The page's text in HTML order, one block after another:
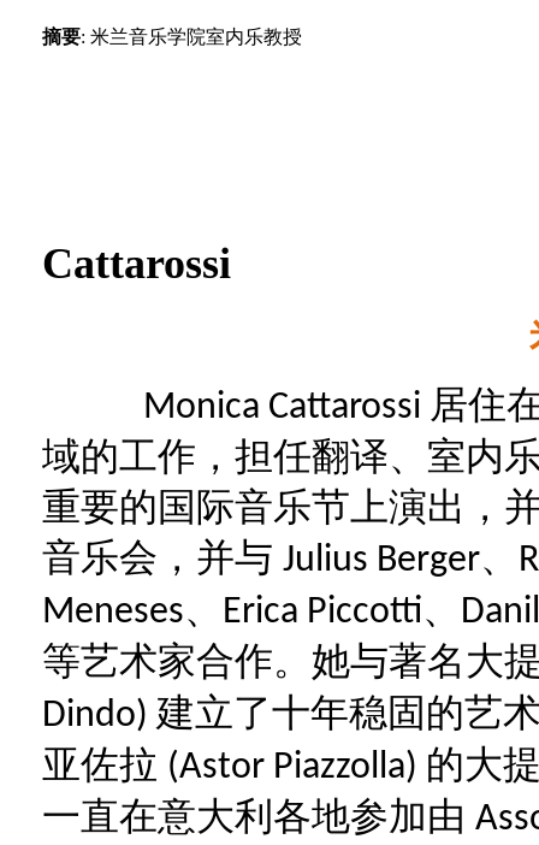
摘要: 米兰音乐学院室内乐教授
Cattarossi
Monica Cattarossi 居住
域的工作，担任翻译、室内
重要的国际音乐节上演出，
音乐会，并与 Julius Berger、
Meneses、 Erica Piccotti、
等艺术家合作。她与著名大
Dindo) 建立了十年稳固的艺
亚佐拉 (Astor Piazzolla) 的大
一直在意大利各地参加由